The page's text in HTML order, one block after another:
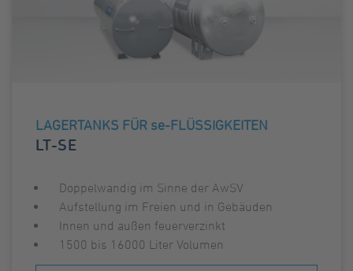
LAGERTANKS FÜR se-FLÜSSIGKEITEN
LT-SE
Doppelwandig im Sinne der AwSV
Aufstellung im Freien und in Gebäuden
Innen und außen feuerverzinkt
1500 bis 16000 Liter Volumen